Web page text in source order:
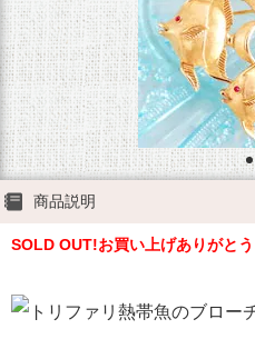
商品説明
SOLD OUT!お買い上げありがと